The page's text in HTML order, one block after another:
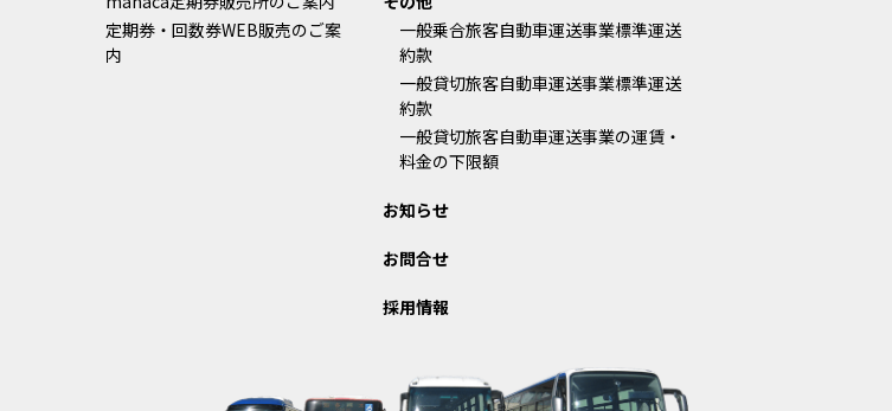
定期券・回数券WEB販売のご案
内
一般乗合旅客自動車運送事業標準運送
約款
一般貸切旅客自動車運送事業標準運送
約款
一般貸切旅客自動車運送事業の運賃・
料金の下限額
お知らせ
お問合せ
採用情報